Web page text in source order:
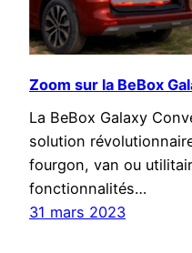
Zoom sur la BeBox
La BeBox Galaxy
solution
fourgon, van ou
fonctionnalités…
31 mars 2023